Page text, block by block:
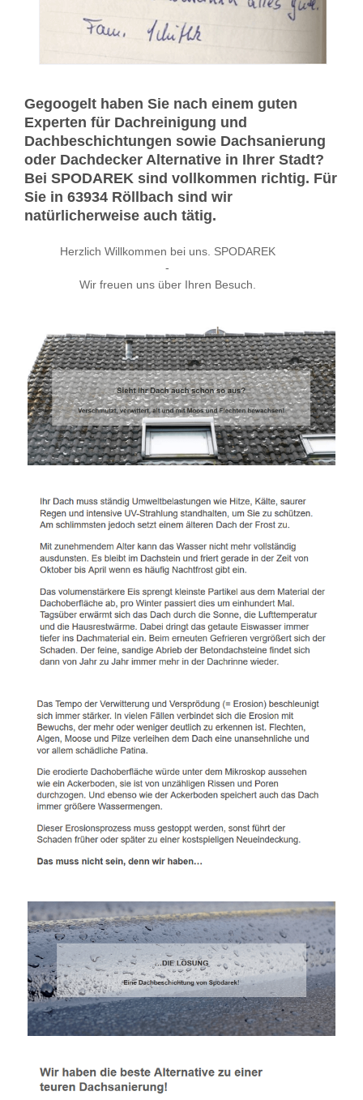
Gegoogelt haben Sie nach einem guten
Experten für Dachreinigung und
Dachbeschichtungen sowie Dachsanierung
oder Dachdecker Alternative in Ihrer Stadt?
Bei SPODAREK sind vollkommen richtig. Für
Sie in 63934 Röllbach sind wir
natürlicherweise auch tätig.
Herzlich Willkommen bei uns. SPODAREK
-
Wir freuen uns über Ihren Besuch.